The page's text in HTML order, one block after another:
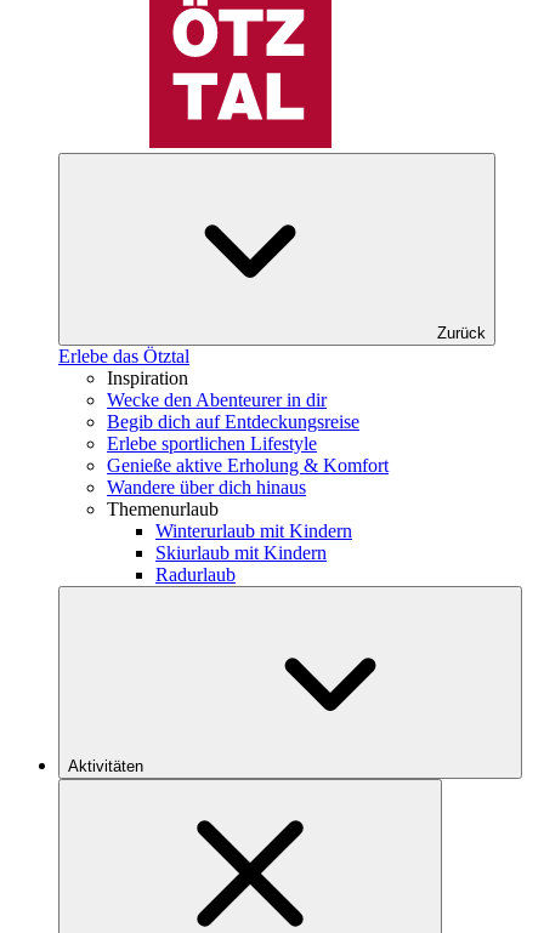
Zurück
Erlebe das Ötztal
Inspiration
Wecke den Abenteurer in dir
Begib dich auf Entdeckungsreise
Erlebe sportlichen Lifestyle
Genieße aktive Erholung & Komfort
Wandere über dich hinaus
Themenurlaub
Winterurlaub mit Kindern
Skiurlaub mit Kindern
Radurlaub
Aktivitäten